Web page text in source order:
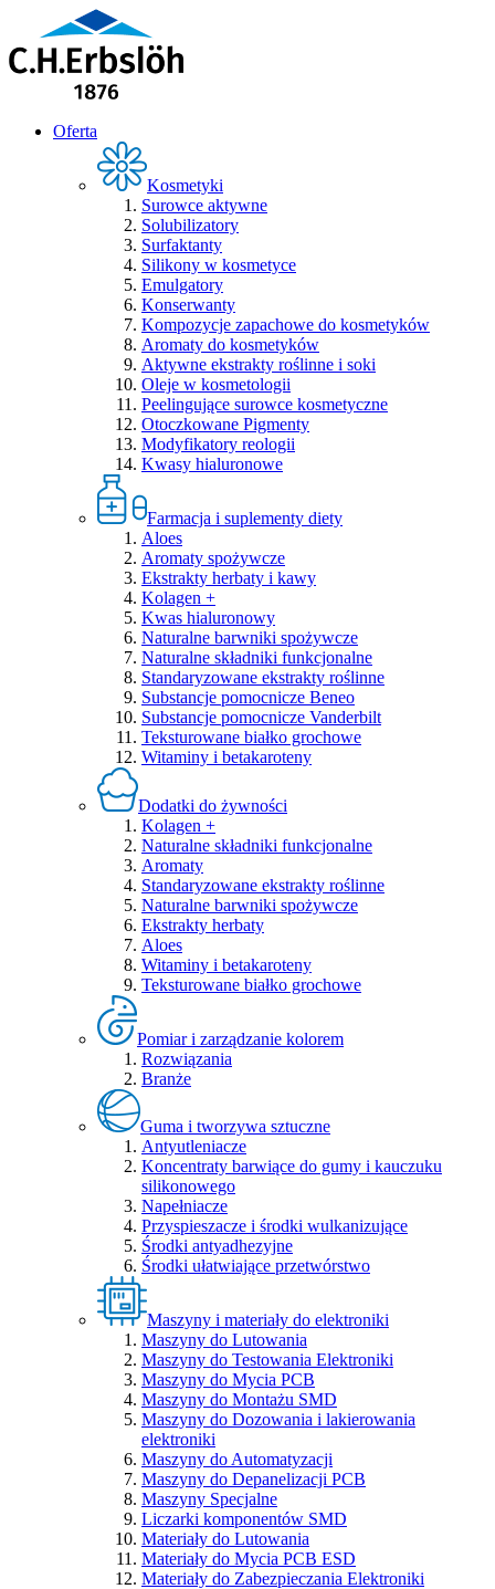
Oferta
Kosmetyki
Surowce aktywne
Solubilizatory
Surfaktanty
Silikony w kosmetyce
Emulgatory
Konserwanty
Kompozycje zapachowe do kosmetyków
Aromaty do kosmetyków
Aktywne ekstrakty roślinne i soki
Oleje w kosmetologii
Peelingujące surowce kosmetyczne
Otoczkowane Pigmenty
Modyfikatory reologii
Kwasy hialuronowe
Farmacja i suplementy diety
Aloes
Aromaty spożywcze
Ekstrakty herbaty i kawy
Kolagen +
Kwas hialuronowy
Naturalne barwniki spożywcze
Naturalne składniki funkcjonalne
Standaryzowane ekstrakty roślinne
Substancje pomocnicze Beneo
Substancje pomocnicze Vanderbilt
Teksturowane białko grochowe
Witaminy i betakaroteny
Dodatki do żywności
Kolagen +
Naturalne składniki funkcjonalne
Aromaty
Standaryzowane ekstrakty roślinne
Naturalne barwniki spożywcze
Ekstrakty herbaty
Aloes
Witaminy i betakaroteny
Teksturowane białko grochowe
Pomiar i zarządzanie kolorem
Rozwiązania
Branże
Guma i tworzywa sztuczne
Antyutleniacze
Koncentraty barwiące do gumy i kauczuku
silikonowego
Napełniacze
Przyspieszacze i środki wulkanizujące
Środki antyadhezyjne
Środki ułatwiające przetwórstwo
Maszyny i materiały do elektroniki
Maszyny do Lutowania
Maszyny do Testowania Elektroniki
Maszyny do Mycia PCB
Maszyny do Montażu SMD
Maszyny do Dozowania i lakierowania
elektroniki
Maszyny do Automatyzacji
Maszyny do Depanelizacji PCB
Maszyny Specjalne
Liczarki komponentów SMD
Materiały do Lutowania
Materiały do Mycia PCB ESD
Materiały do Zabezpieczania Elektroniki